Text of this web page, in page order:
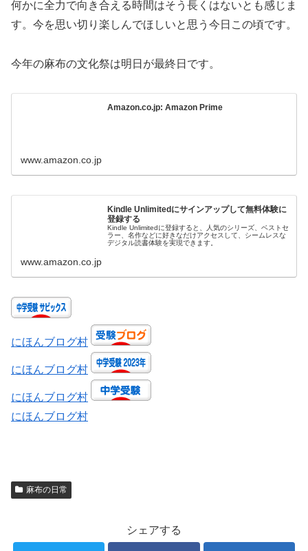
何かに全力で向き合える時間はそう長くはないとも感じま
す。今を思い切り楽しんでほしいと思う今日この頃です。
今年の麻布の文化祭は明日が最終日です。
Amazon.co.jp: Amazon Prime
www.amazon.co.jp
Kindle Unlimitedにサインアップして無料体験に
登録する
Kindle Unlimitedに登録すると、人気のシリーズ、ベストセ
ラー、名作などに好きなだけアクセスして、シームレスな
デジタル読書体験を実現できます。
www.amazon.co.jp
にほんブログ村
にほんブログ村
にほんブログ村
にほんブログ村
麻布の日常
シェアする